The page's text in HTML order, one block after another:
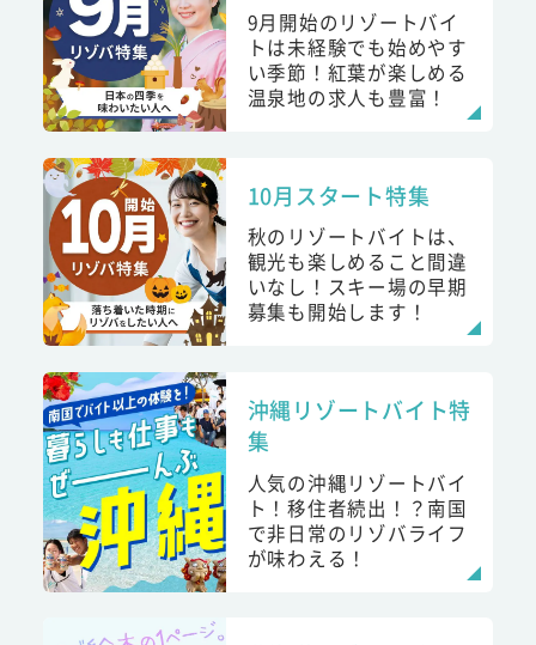
9月開始のリゾートバイ
トは未経験でも始めやす
い季節！紅葉が楽しめる
温泉地の求人も豊富！
10月スタート特集
秋のリゾートバイトは、
観光も楽しめること間違
いなし！スキー場の早期
募集も開始します！
沖縄リゾートバイト特
集
人気の沖縄リゾートバイ
ト！移住者続出！？南国
で非日常のリゾバライフ
が味わえる！